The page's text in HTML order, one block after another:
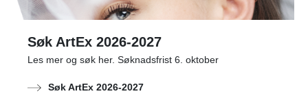
Søk ArtEx 2026-2027
Les mer og søk her. Søknadsfrist 6. oktober
Søk ArtEx 2026-2027